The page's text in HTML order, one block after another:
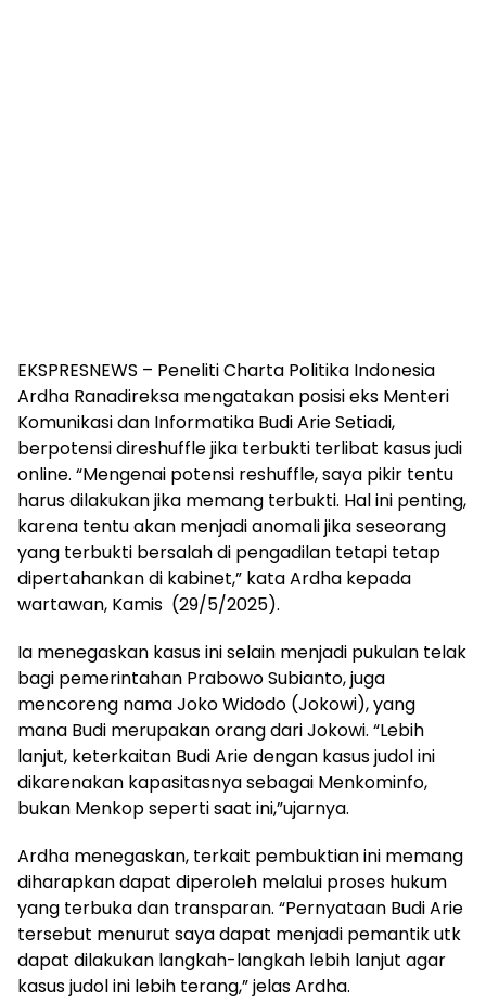
EKSPRESNEWS – Peneliti Charta Politika Indonesia
Ardha Ranadireksa mengatakan posisi eks Menteri
Komunikasi dan Informatika Budi Arie Setiadi,
berpotensi direshuffle jika terbukti terlibat kasus judi
online. “Mengenai potensi reshuffle, saya pikir tentu
harus dilakukan jika memang terbukti. Hal ini penting,
karena tentu akan menjadi anomali jika seseorang
yang terbukti bersalah di pengadilan tetapi tetap
dipertahankan di kabinet,” kata Ardha kepada
wartawan, Kamis (29/5/2025).
Ia menegaskan kasus ini selain menjadi pukulan telak
bagi pemerintahan Prabowo Subianto, juga
mencoreng nama Joko Widodo (Jokowi), yang
mana Budi merupakan orang dari Jokowi. “Lebih
lanjut, keterkaitan Budi Arie dengan kasus judol ini
dikarenakan kapasitasnya sebagai Menkominfo,
bukan Menkop seperti saat ini,”ujarnya.
Ardha menegaskan, terkait pembuktian ini memang
diharapkan dapat diperoleh melalui proses hukum
yang terbuka dan transparan. “Pernyataan Budi Arie
tersebut menurut saya dapat menjadi pemantik utk
dapat dilakukan langkah-langkah lebih lanjut agar
kasus judol ini lebih terang,” jelas Ardha.